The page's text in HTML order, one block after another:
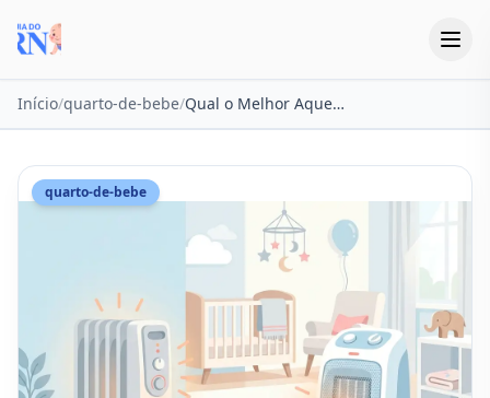
Início/quarto-de-bebe/ Qual o Melhor Aquecedor Elétrico para Quarto de Bebê em 2026?
quarto-de-bebe